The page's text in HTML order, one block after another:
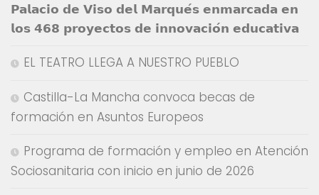
𝗣𝗮𝗹𝗮𝗰𝗶𝗼 𝗱𝗲 𝗩𝗶𝘀𝗼 𝗱𝗲𝗹 𝗠𝗮𝗿𝗾𝘂𝗲́𝘀 𝗲𝗻𝗺𝗮𝗿𝗰𝗮𝗱𝗮 𝗲𝗻
𝗹𝗼𝘀 𝟰𝟲𝟴 𝗽𝗿𝗼𝘆𝗲𝗰𝘁𝗼𝘀 𝗱𝗲 𝗶𝗻𝗻𝗼𝘃𝗮𝗰𝗶𝗼́𝗻 𝗲𝗱𝘂𝗰𝗮𝘁𝗶𝘃𝗮
EL TEATRO LLEGA A NUESTRO PUEBLO
Castilla-La Mancha convoca becas de
formación en Asuntos Europeos
Programa de formación y empleo en Atención
Sociosanitaria con inicio en junio de 2026